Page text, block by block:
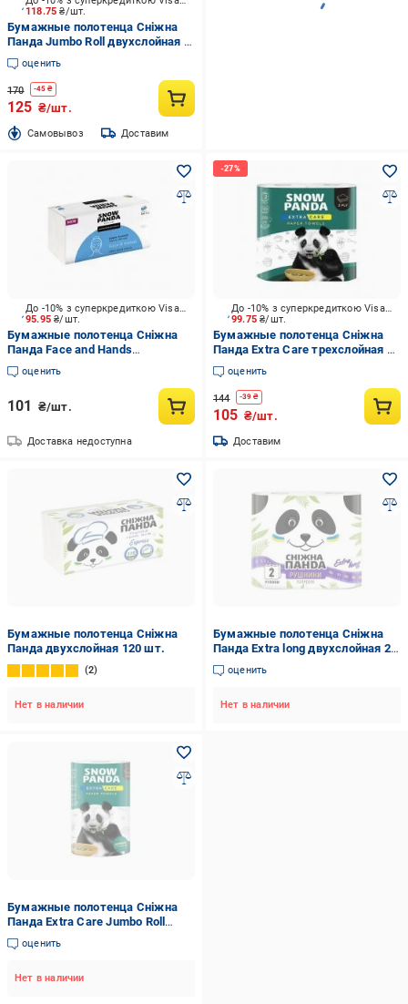
118.75₴/шт.
Бумажные полотенца Сніжна
Панда Jumbo Roll двухслойная 1
шт.
оценить
170 -45 ₴
125 ₴/шт.
Cамовывоз Доставим
95.95₴/шт.
До -10% з суперкредиткою Visa Вигода
Бумажные полотенца Сніжна
Панда Face and Hands
двухслойная 120 шт.
оценить
101 ₴/шт.
Доставка недоступна
99.75₴/шт.
До -10% з суперкредиткою Visa Вигода
Бумажные полотенца Сніжна
Панда Extra Care трехслойная 2
шт.
оценить
144 -39 ₴
105 ₴/шт.
Доставим
Бумажные полотенца Сніжна
Панда двухслойная 120 шт.
2
Нет в наличии
Бумажные полотенца Сніжна
Панда Extra long двухслойная 2
шт.
оценить
Нет в наличии
Бумажные полотенца Сніжна
Панда Extra Care Jumbo Roll
трехслойная 1 шт.
оценить
Нет в наличии